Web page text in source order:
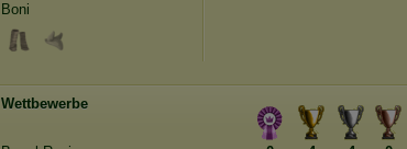
Boni
Wettbewerbe